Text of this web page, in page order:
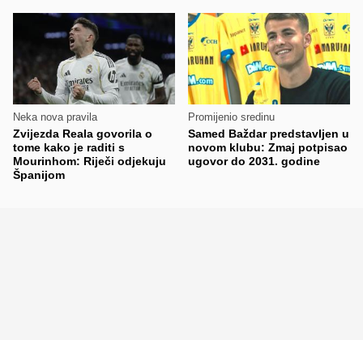
Neka nova pravila
Zvijezda Reala govorila o
tome kako je raditi s
Mourinhom: Riječi odjekuju
Španijom
Promijenio sredinu
Samed Baždar predstavljen u
novom klubu: Zmaj potpisao
ugovor do 2031. godine